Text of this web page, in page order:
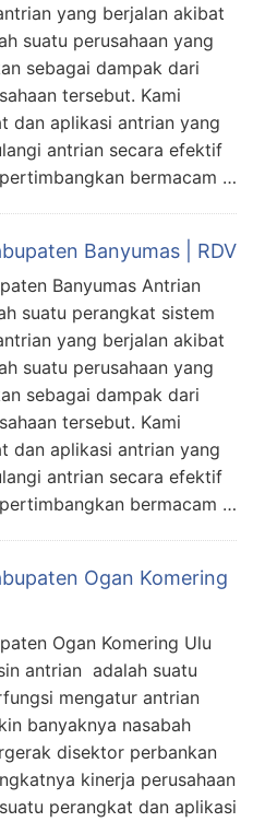
yang berjalan akibat
suatu perusahaan yang
sebagai dampak dari
tersebut. Kami
dan aplikasi antrian yang
antrian secara efektif
bermacam …
Banyumas | RDV
Banyumas Antrian
suatu perangkat sistem
yang berjalan akibat
suatu perusahaan yang
sebagai dampak dari
tersebut. Kami
dan aplikasi antrian yang
antrian secara efektif
bermacam …
Ogan Komering
Ogan Komering Ulu
antrian adalah suatu
mengatur antrian
banyaknya nasabah
disektor perbankan
kinerja perusahaan
perangkat dan aplikasi